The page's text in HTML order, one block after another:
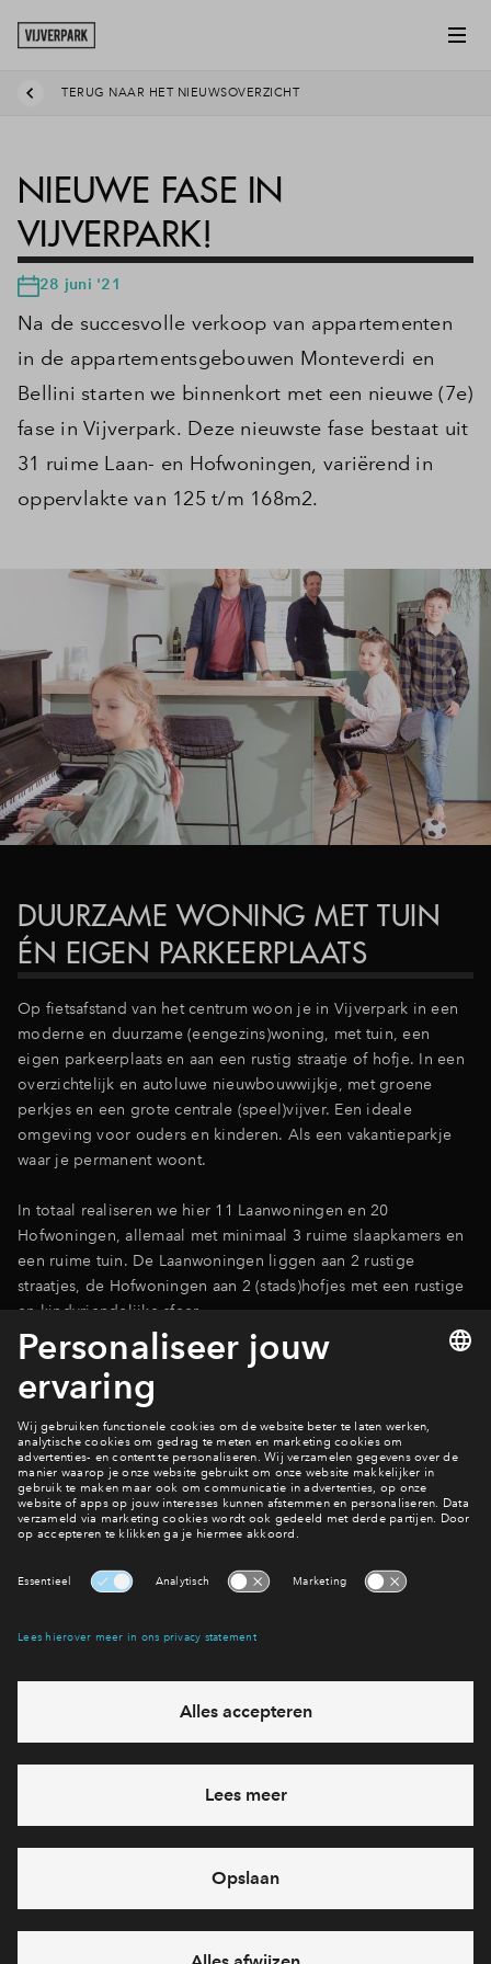
Inloggen
TERUG NAAR HET NIEUWSOVERZICHT
NIEUWE FASE IN
VIJVERPARK!
28 juni '21
Na de succesvolle verkoop van appartementen
in de appartementsgebouwen Monteverdi en
Bellini starten we binnenkort met een nieuwe (7e)
fase in Vijverpark. Deze nieuwste fase bestaat uit
31 ruime Laan- en Hofwoningen, variërend in
oppervlakte van 125 t/m 168m2.
DUURZAME WONING MET TUIN
ÉN EIGEN PARKEERPLAATS
Op fietsafstand van het centrum woon je in Vijverpark in een
moderne en duurzame (eengezins)woning, met tuin, een
eigen parkeerplaats en aan een rustig straatje of hofje. In een
overzichtelijk en autoluwe nieuwbouwwijkje, met groene
perkjes en een grote centrale (speel)vijver. Een ideale
omgeving voor ouders en kinderen. Als een vakantieparkje
waar je permanent woont.
In totaal realiseren we hier 11 Laanwoningen en 20
Hofwoningen, allemaal met minimaal 3 ruime slaapkamers en
een ruime tuin. De Laanwoningen liggen aan 2 rustige
straatjes, de Hofwoningen aan 2 (stads)hofjes met een rustige
en kindvriendelijke sfeer.
Bekijk de woningen
Nieuwbouw in Haarlem
Over Vijverpark
Interesse? Meld je dan snel aan
Hiermee blijf je op de hoogte van het belangrijkste nieuws en
Ja, ik wil mij aanmelden
Heb je een vraag en wil je direct antwoord? Bel ons op
71 22 911
feestdagen)
vandaag gesloten, zaterdag zijn we vanaf
10:00 uur weer
bereikbaar